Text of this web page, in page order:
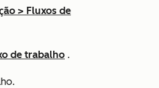
> Fluxos de
de trabalho .